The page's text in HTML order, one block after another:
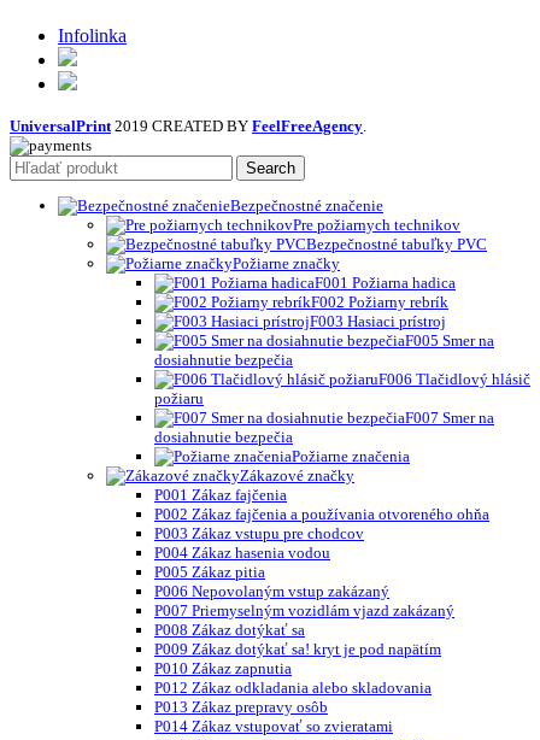
Infolinka
UniversalPrint 2019 CREATED BY FeelFreeAgency
Search
Bezpečnostné značenie
Pre požiarnych technikov
Bezpečnostné tabuľky PVC
Požiarne značky
F001 Požiarna hadica
F002 Požiarny rebrík
F003 Hasiaci prístroj
F005 Smer na
dosiahnutie bezpečia
F006 Tlačidlový hlásič
požiaru
F007 Smer na
dosiahnutie bezpečia
Požiarne značenia
Zákazové značky
P001 Zákaz fajčenia
P002 Zákaz fajčenia a používania otvoreného ohňa
P003 Zákaz vstupu pre chodcov
P004 Zákaz hasenia vodou
P005 Zákaz pitia
P006 Nepovolaným vstup zakázaný
P007 Priemyselným vozidlám vjazd zakázaný
P008 Zákaz dotýkať sa
P009 Zákaz dotýkať sa! kryt je pod napätím
P010 Zákaz zapnutia
P012 Zákaz odkladania alebo skladovania
P013 Zákaz prepravy osôb
P014 Zákaz vstupovať so zvieratami